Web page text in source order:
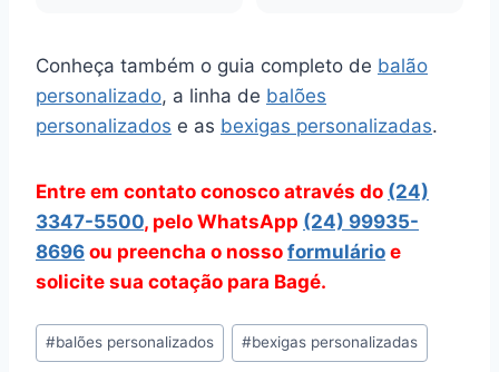
Conheça também o guia completo de balão
personalizado, a linha de balões
personalizados e as bexigas personalizadas.
Entre em contato conosco através do (24)
3347-5500, pelo WhatsApp (24) 99935-
8696 ou preencha o nosso formulário e
solicite sua cotação para Bagé.
Tags
do
#balões personalizados #bexigas personalizadas